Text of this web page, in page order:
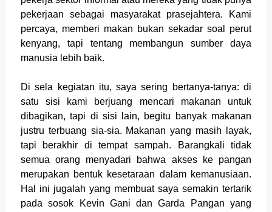
pekerjaan sebagai masyarakat prasejahtera. Kami
percaya, memberi makan bukan sekadar soal perut
kenyang, tapi tentang membangun sumber daya
manusia lebih baik.
Di sela kegiatan itu, saya sering bertanya-tanya: di
satu sisi kami berjuang mencari makanan untuk
dibagikan, tapi di sisi lain, begitu banyak makanan
justru terbuang sia-sia. Makanan yang masih layak,
tapi berakhir di tempat sampah. Barangkali tidak
semua orang menyadari bahwa akses ke pangan
merupakan bentuk kesetaraan dalam kemanusiaan.
Hal ini jugalah yang membuat saya semakin tertarik
pada sosok Kevin Gani dan Garda Pangan yang